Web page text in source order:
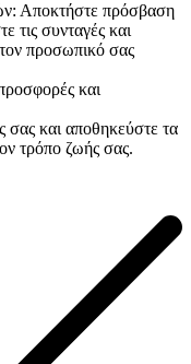
Αποκτήστε πρόσβαση
τις συνταγές και
προσωπικό σας
και
σας και αποθηκεύστε τα
τρόπο ζωής σας.